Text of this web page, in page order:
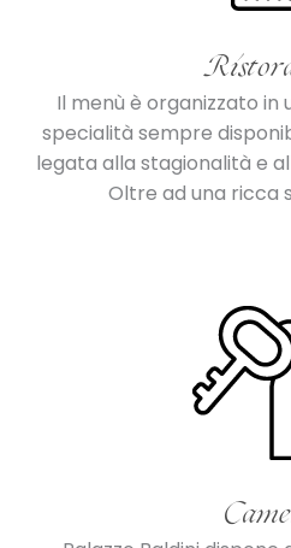
Il menù è organizzato in
specialità sempre
legata alla stagionalità e
Oltre ad una ricca